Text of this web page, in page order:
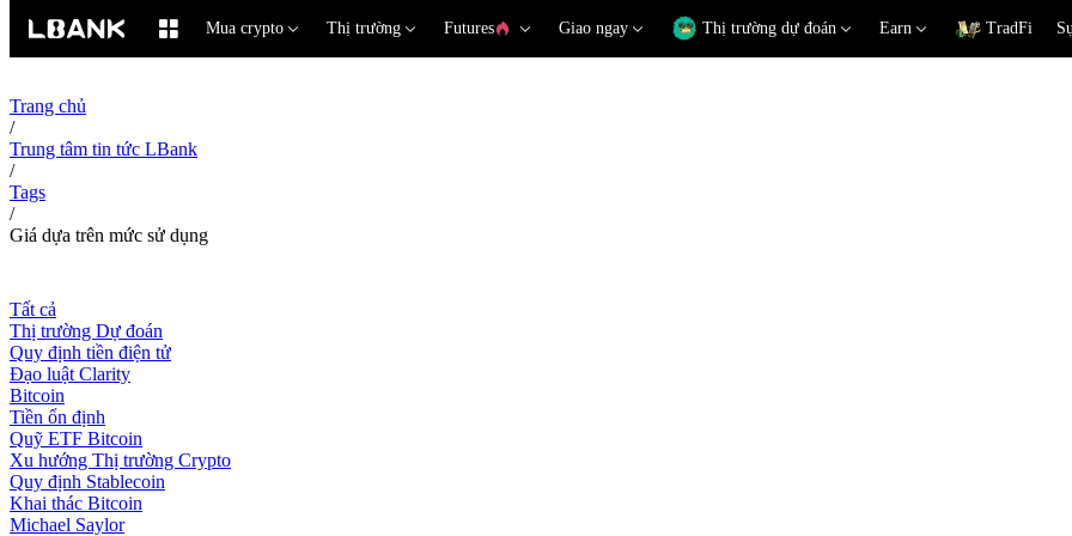
Mua crypto Thị trường Futures Giao ngay Thị trường dự đoán Earn TradFi
Trang chủ
/
Trung tâm tin tức LBank
/
Tags
/
Giá dựa trên mức sử dụng
Tất cả
Thị trường Dự đoán
Quy định tiền điện tử
Đạo luật Clarity
Bitcoin
Tiền ổn định
Quỹ ETF Bitcoin
Xu hướng Thị trường Crypto
Quy định Stablecoin
Khai thác Bitcoin
Michael Saylor